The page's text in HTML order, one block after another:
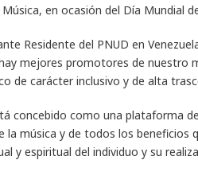
en ocasión del Día Mundial
Residente del PNUD en
mejores promotores de nuestro
de carácter inclusivo y de alta
concebido como una plataforma
música y de todos los beneficios
y espiritual del individuo y su